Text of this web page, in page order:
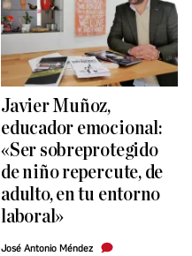
Javier Muñoz,
educador emocional:
«Ser sobreprotegido
de niño repercute, de
adulto, en tu entorno
laboral»
José Antonio Méndez